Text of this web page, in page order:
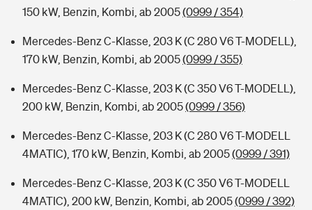
150 kW, Benzin, Kombi, ab 2005(0999 / 354)
Mercedes-Benz C-Klasse, 203 K (C 280 V6 T-MODELL),
170 kW, Benzin, Kombi, ab 2005(0999 / 355)
Mercedes-Benz C-Klasse, 203 K (C 350 V6 T-MODELL),
200 kW, Benzin, Kombi, ab 2005(0999 / 356)
Mercedes-Benz C-Klasse, 203 K (C 280 V6 T-MODELL
4MATIC), 170 kW, Benzin, Kombi, ab 2005(0999 / 391)
Mercedes-Benz C-Klasse, 203 K (C 350 V6 T-MODELL
4MATIC), 200 kW, Benzin, Kombi, ab 2005(0999 / 392)